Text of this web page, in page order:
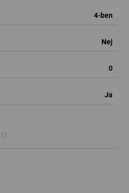
4-ben
Nej
0
Ja
1)